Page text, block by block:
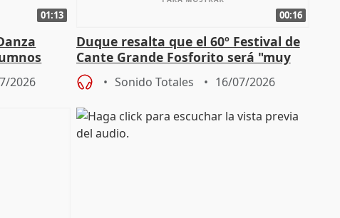
01:13
2026
00:16
Duque resalta que el 60º Festival de
Cante Grande Fosforito será "muy
especial" tras su pérdida
Sonido Totales 16/07/2026